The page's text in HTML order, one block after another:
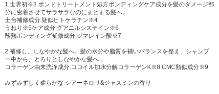
7、ポリクオタニウム-10、ステアロイルラクチレートNa、酒石酸、クエン
酸、EDTA-2Na、PPG-70ポリグリセリル-10、ペンタステアリン酸ポリグ
リセリル-10、ソルビン酸K、ベヘニルアルコール、ベンジルアルコール、
安息香酸Na、フェノキシエタノール、香料
1.世界初※3 ボンドトリートメント処方ボンディングケア成分を髪のダメージ部
分に密着させてサラサラなのにまとまる髪へ。
土台補修成分:疑似ヒトケラチン※4
うねり※5ケア成分:グアニルシステイン※6
酸熱ボンディング補修成分:ジマレイン酸※7
2.補修し、しなやかな髪へ。髪の水分や脂質を補いバランスを整え、シャンプ
ー中から、とろりとしなやかな髪へ 。
コラーゲン由来洗浄成分:ココイル加水分解コラーゲンK※8 CMC類似成分※9
みずみずしく柔らかな シアーネロリ&ジャスミンの香り